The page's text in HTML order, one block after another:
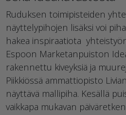
Ruduksen toimipisteiden
näyttelypihojen lisäksi voi
hakea inspiraatiota
Espoon Marketanpuiston
rakennettu kiveyksiä ja
Piikkiössä ammattiopisto
näyttävä mallipiha. Kesällä
vaikkapa mukavan